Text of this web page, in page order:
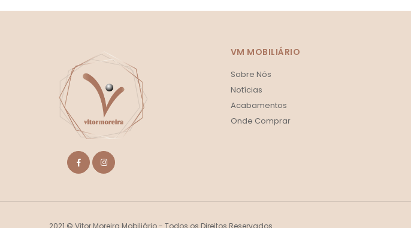
VM MOBILIÁRIO
Sobre Nós
Notícias
Acabamentos
Onde Comprar
2021 © Vitor Moreira Mobiliário - Todos os Direitos Reservados